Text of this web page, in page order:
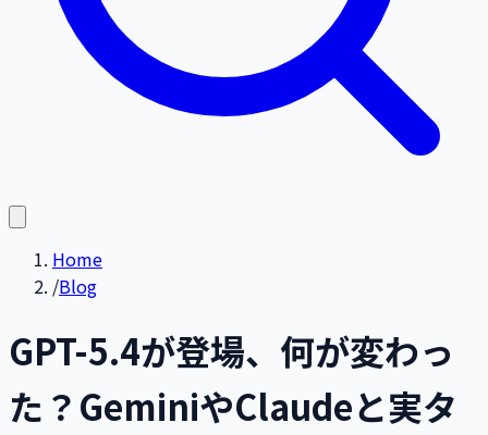
Home
/Blog
GPT-5.4が登場、何が変わっ
た？GeminiやClaudeと実タ